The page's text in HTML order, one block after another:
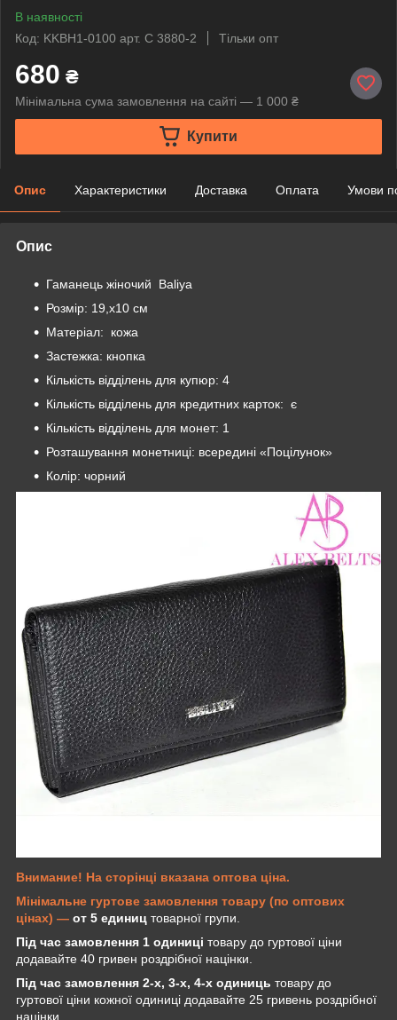
В наявності
Код: KKBH1-0100 арт. С 3880-2
Тільки опт
680 ₴
Мінімальна сума замовлення на сайті — 1 000 ₴
Купити
Опис Характеристики Доставка Оплата Умови
Опис
Гаманець жіночий Baliya
Розмір: 19,x10 см
Матеріал: кожа
Застежка: кнопка
Кількість відділень для купюр: 4
Кількість відділень для кредитних карток: є
Кількість відділень для монет: 1
Розташування монетниці: всередині «Поцілунок»
Колір: чорний
Внимание! На сторінці вказана оптова ціна.
Мінімальне гуртове замовлення товару (по оптових
цінах) — от 5 единиц товарної групи.
Під час замовлення 1 одиниці товару до гуртової ціни
додавайте 40 гривен роздрібної націнки.
Під час замовлення 2-х, 3-х, 4-х одиниць товару до
гуртової ціни кожної одиниці додавайте 25 гривень роздрібної
націнки